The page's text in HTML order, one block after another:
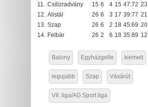
11. Csilizradvány 15 6 4 15 47:72 23
12. Alistál 26 6 3 17 39:77 21
13. Szap 26 6 2 18 45:69 20
14. Felbár 26 2 6 18 35:89 12
Balony Egyházgelle kiemelt
legujabb Szap Vásárút
VII. liga/AG Sport liga